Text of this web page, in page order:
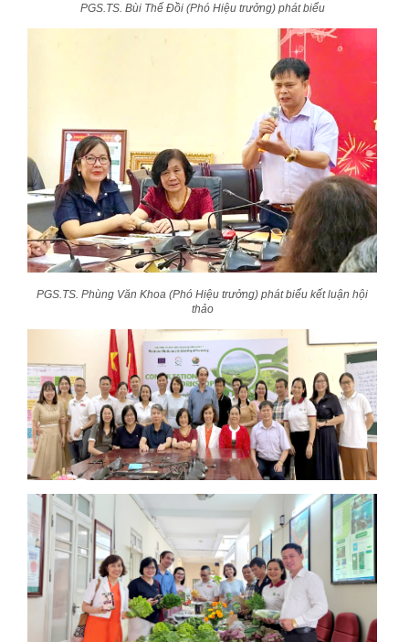
PGS.TS. Bùi Thế Đồi (Phó Hiệu trưởng) phát biểu
PGS.TS. Phùng Văn Khoa (Phó Hiệu trưởng) phát biểu kết luận hội
thảo